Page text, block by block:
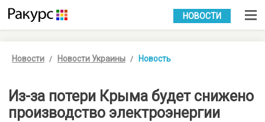
УКР РУС
НОВОСТИ
Новости Новости Украины Новость
Из-за потери Крыма будет снижено
производство электроэнергии